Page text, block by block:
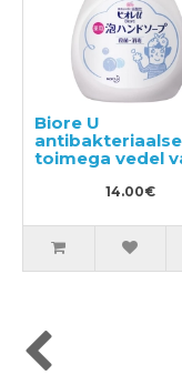
Biore U
antibakteriaalse
toimega vedel
tsitrusearoomiga
14.00€